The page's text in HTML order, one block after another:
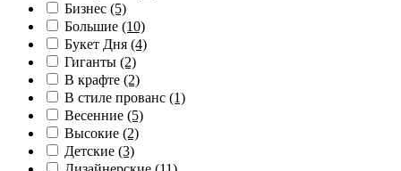
Бизнес (5)
Большие (10)
Букет Дня (4)
Гиганты (2)
В крафте (2)
В стиле прованс (1)
Весенние (5)
Высокие (2)
Детские (3)